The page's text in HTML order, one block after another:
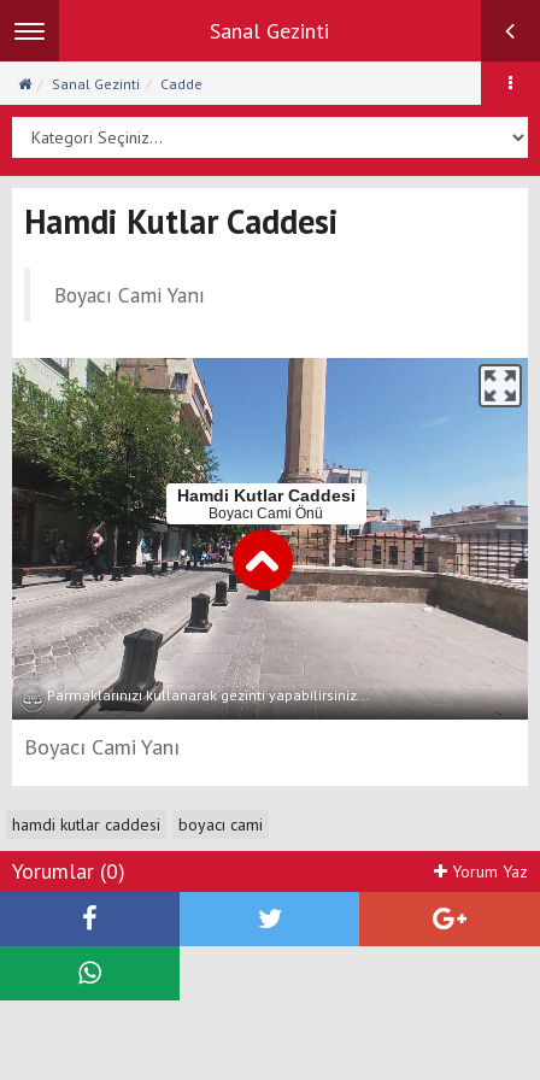
Toggle
navigation
Sanal Gezinti
Sanal Gezinti Cadde
Hamdi Kutlar Caddesi
Boyacı Cami Yanı
Parmaklarınızı kullanarak gezinti yapabilirsiniz...
Boyacı Cami Yanı
hamdi kutlar caddesi boyacı cami
Yorumlar (0) Yorum Yaz